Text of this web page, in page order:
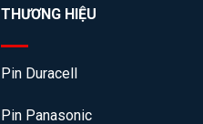
THƯƠNG HIỆU
Pin Duracell
Pin Panasonic